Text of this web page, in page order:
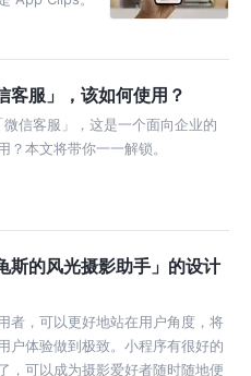
问津？
客服」，该如何使用？
信客服」，这是一个面向企业的
本文将带你一一解锁。
斯的风光摄影助手」的设计
者，可以更好地站在用户角度，将
户体验做到极致。小程序有很好的
，可以成为摄影爱好者随时随地便